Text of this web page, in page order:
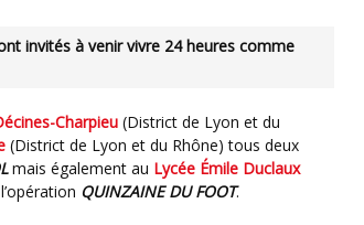
invités à venir vivre 24 heures comme
Charpieu (District de Lyon et du
(District de Lyon et du Rhône) tous deux
mais également au Lycée Émile Duclaux
QUINZAINE DU FOOT.